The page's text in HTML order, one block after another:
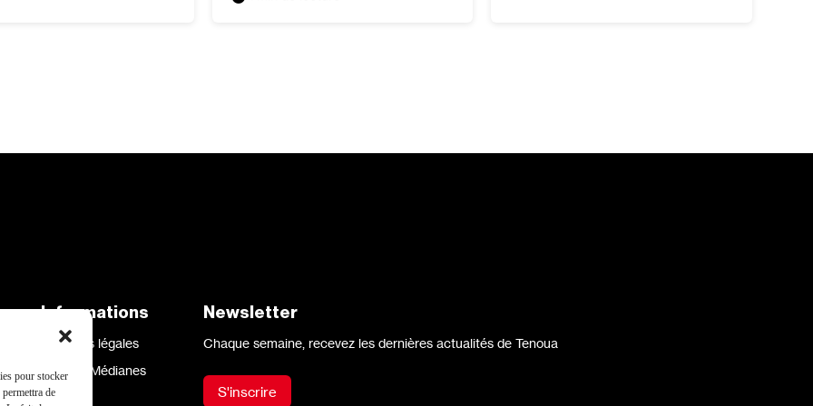
pour stocker
de
Informations
Mentions légales
Site par Médianes
Newsletter
Chaque semaine, recevez les dernières actualités de Tenoua
S'inscrire